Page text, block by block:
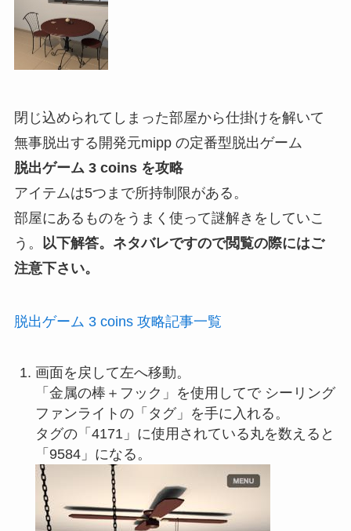
閉じ込められてしまった部屋から仕掛けを解いて
無事脱出する開発元mipp の定番型脱出ゲーム
脱出ゲーム 3 coins を攻略
アイテムは5つまで所持制限がある。
部屋にあるものをうまく使って謎解きをしていこ
う。 以下解答。ネタバレですので閲覧の際にはご
注意下さい。
脱出ゲーム 3 coins 攻略記事一覧
画面を戻して左へ移動。
「金属の棒＋フック」を使用してで シーリング
ファンライトの「タグ」を手に入れる。
タグの「4171」に使用されている丸を数えると
「9584」になる。